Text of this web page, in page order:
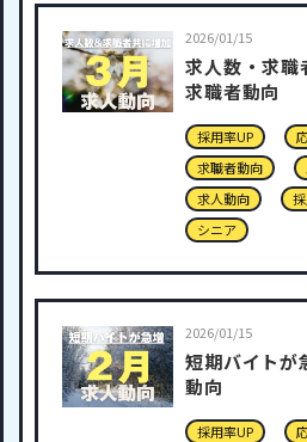
2026/01/15
求人数・求職
求職者動向
採用率UP
求職者動向
求人動向
シニア
2026/01/15
短期バイトが
動向
採用率UP